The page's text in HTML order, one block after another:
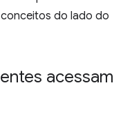
do lado do
acessam